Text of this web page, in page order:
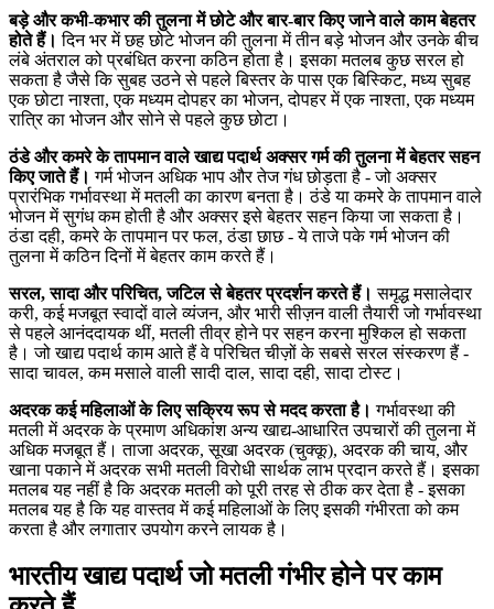
बड़े और कभी-कभार की तुलना में छोटे और बार-बार किए जाने वाले काम बेहतर
होते हैं। दिन भर में छह छोटे भोजन की तुलना में तीन बड़े भोजन और उनके बीच
लंबे अंतराल को प्रबंधित करना कठिन होता है। इसका मतलब कुछ सरल हो
सकता है जैसे कि सुबह उठने से पहले बिस्तर के पास एक बिस्किट, मध्य सुबह
एक छोटा नाश्ता, एक मध्यम दोपहर का भोजन, दोपहर में एक नाश्ता, एक मध्यम
रात्रि का भोजन और सोने से पहले कुछ छोटा।
ठंडे और कमरे के तापमान वाले खाद्य पदार्थ अक्सर गर्म की तुलना में बेहतर सहन
किए जाते हैं। गर्म भोजन अधिक भाप और तेज गंध छोड़ता है - जो अक्सर
प्रारंभिक गर्भावस्था में मतली का कारण बनता है। ठंडे या कमरे के तापमान वाले
भोजन में सुगंध कम होती है और अक्सर इसे बेहतर सहन किया जा सकता है।
ठंडा दही, कमरे के तापमान पर फल, ठंडा छाछ - ये ताजे पके गर्म भोजन की
तुलना में कठिन दिनों में बेहतर काम करते हैं।
सरल, सादा और परिचित, जटिल से बेहतर प्रदर्शन करते हैं। समृद्ध मसालेदार
करी, कई मजबूत स्वादों वाले व्यंजन, और भारी सीज़न वाली तैयारी जो गर्भावस्था
से पहले आनंददायक थीं, मतली तीव्र होने पर सहन करना मुश्किल हो सकता
है। जो खाद्य पदार्थ काम आते हैं वे परिचित चीज़ों के सबसे सरल संस्करण हैं -
सादा चावल, कम मसाले वाली सादी दाल, सादा दही, सादा टोस्ट।
अदरक कई महिलाओं के लिए सक्रिय रूप से मदद करता है। गर्भावस्था की
मतली में अदरक के प्रमाण अधिकांश अन्य खाद्य-आधारित उपचारों की तुलना में
अधिक मजबूत हैं। ताजा अदरक, सूखा अदरक (चुक्कू), अदरक की चाय, और
खाना पकाने में अदरक सभी मतली विरोधी सार्थक लाभ प्रदान करते हैं। इसका
मतलब यह नहीं है कि अदरक मतली को पूरी तरह से ठीक कर देता है - इसका
मतलब यह है कि यह वास्तव में कई महिलाओं के लिए इसकी गंभीरता को कम
करता है और लगातार उपयोग करने लायक है।
भारतीय खाद्य पदार्थ जो मतली गंभीर होने पर काम